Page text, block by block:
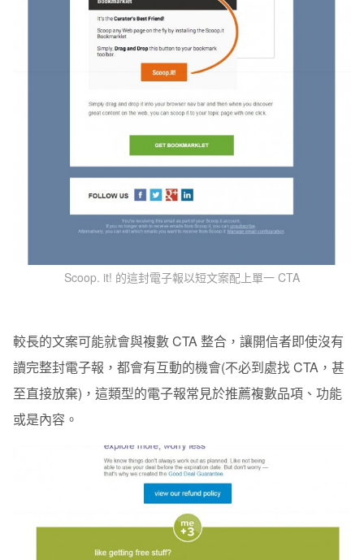
Scoop. it! 的這封電子報以短文案配上單一 CTA
較長的文案可能就會與複數 CTA 整合，讓開信者即使沒有
讀完整封電子報，都會有互動的機會(不必到處找 CTA，甚
至直接放棄)，這類型的電子報常見於推薦複數品項、功能
或是內容。